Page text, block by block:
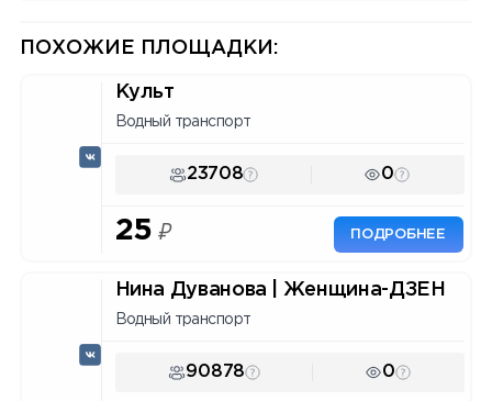
ПОХОЖИЕ ПЛОЩАДКИ:
Культ
Водный транспорт
23708 0
25 ₽ ПОДРОБНЕЕ
Нина Дуванова | Женщина-ДЗЕН
Водный транспорт
90878 0